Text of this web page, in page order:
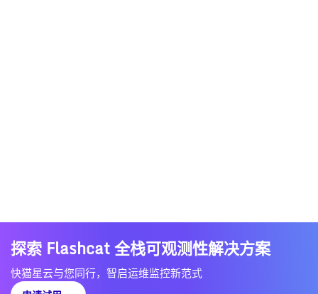
探索 Flashcat 全栈可观测性解决方案
快猫星云与您同行，智启运维监控新范式